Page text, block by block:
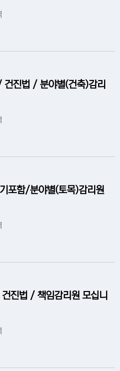
진법 / 분야별(건축)감리
함/분야별(토목)감리원
진법 / 책임감리원 모십니